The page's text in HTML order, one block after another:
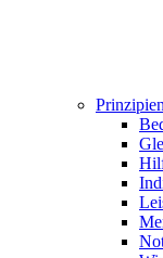
Prinzipien